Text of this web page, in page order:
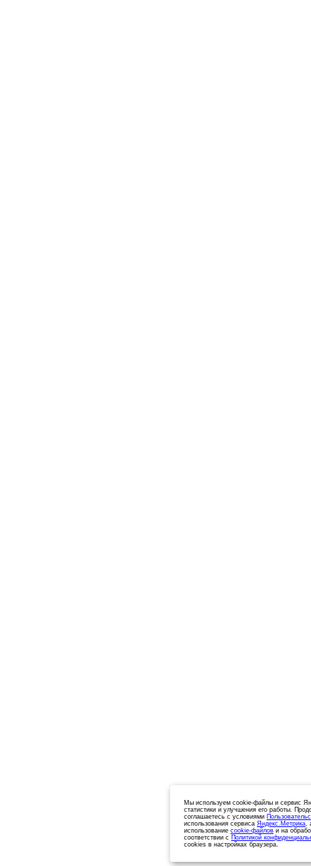
Мы используем cookie-файлы и сервис
статистики и улучшения его работы.
соглашаетесь с условиями
использования сервиса Яндекс.Метрика,
использование cookie-файлов и на
соответствии с Политикой
cookies в настройках браузера.